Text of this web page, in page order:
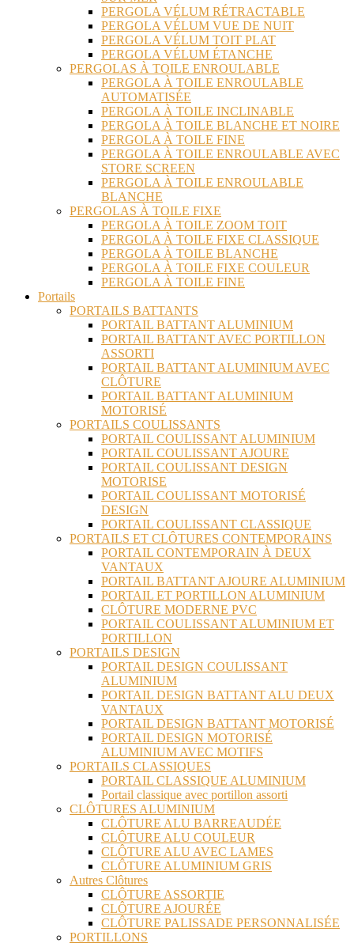
PERGOLA VÉLUM RÉTRACTABLE
PERGOLA VÉLUM VUE DE NUIT
PERGOLA VÉLUM TOIT PLAT
PERGOLA VÉLUM ÉTANCHE
PERGOLAS À TOILE ENROULABLE
PERGOLA À TOILE ENROULABLE
AUTOMATISÉE
PERGOLA À TOILE INCLINABLE
PERGOLA À TOILE BLANCHE ET NOIRE
PERGOLA À TOILE FINE
PERGOLA À TOILE ENROULABLE AVEC
STORE SCREEN
PERGOLA À TOILE ENROULABLE
BLANCHE
PERGOLAS À TOILE FIXE
PERGOLA À TOILE ZOOM TOIT
PERGOLA À TOILE FIXE CLASSIQUE
PERGOLA À TOILE BLANCHE
PERGOLA À TOILE FIXE COULEUR
PERGOLA À TOILE FINE
Portails
PORTAILS BATTANTS
PORTAIL BATTANT ALUMINIUM
PORTAIL BATTANT AVEC PORTILLON
ASSORTI
PORTAIL BATTANT ALUMINIUM AVEC
CLÔTURE
PORTAIL BATTANT ALUMINIUM
MOTORISÉ
PORTAILS COULISSANTS
PORTAIL COULISSANT ALUMINIUM
PORTAIL COULISSANT AJOURE
PORTAIL COULISSANT DESIGN
MOTORISE
PORTAIL COULISSANT MOTORISÉ
DESIGN
PORTAIL COULISSANT CLASSIQUE
PORTAILS ET CLÔTURES CONTEMPORAINS
PORTAIL CONTEMPORAIN À DEUX
VANTAUX
PORTAIL BATTANT AJOURE ALUMINIUM
PORTAIL ET PORTILLON ALUMINIUM
CLÔTURE MODERNE PVC
PORTAIL COULISSANT ALUMINIUM ET
PORTILLON
PORTAILS DESIGN
PORTAIL DESIGN COULISSANT
ALUMINIUM
PORTAIL DESIGN BATTANT ALU DEUX
VANTAUX
PORTAIL DESIGN BATTANT MOTORISÉ
PORTAIL DESIGN MOTORISÉ
ALUMINIUM AVEC MOTIFS
PORTAILS CLASSIQUES
PORTAIL CLASSIQUE ALUMINIUM
Portail classique avec portillon assorti
CLÔTURES ALUMINIUM
CLÔTURE ALU BARREAUDÉE
CLÔTURE ALU COULEUR
CLÔTURE ALU AVEC LAMES
CLÔTURE ALUMINIUM GRIS
Autres Clôtures
CLÔTURE ASSORTIE
CLÔTURE AJOURÉE
CLÔTURE PALISSADE PERSONNALISÉE
PORTILLONS